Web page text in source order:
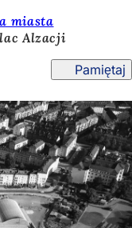
miasta
Alzacji
Pamiętaj